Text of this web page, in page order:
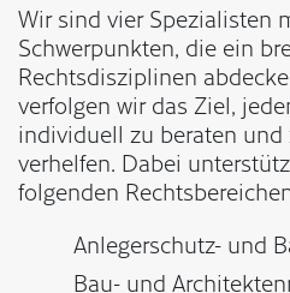
Wir sind vier Spezialisten
Schwerpunkten, die ein
Rechtsdisziplinen
verfolgen wir das Ziel,
individuell zu beraten und
verhelfen. Dabei
folgenden
Anlegerschutz- und
Bau- und